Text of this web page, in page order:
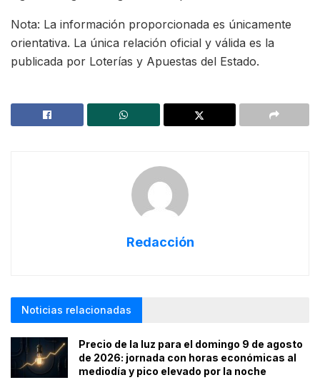
Nota: La información proporcionada es únicamente
orientativa. La única relación oficial y válida es la
publicada por Loterías y Apuestas del Estado.
Redacción
Noticias relacionadas
Precio de la luz para el domingo 9 de agosto
de 2026: jornada con horas económicas al
mediodía y pico elevado por la noche